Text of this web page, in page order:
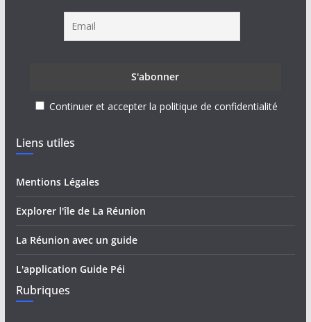
Continuer et accepter la politique de confidentialité
Liens utiles
Mentions Légales
Explorer l'île de La Réunion
La Réunion avec un guide
L'application Guide Péi
Rubriques